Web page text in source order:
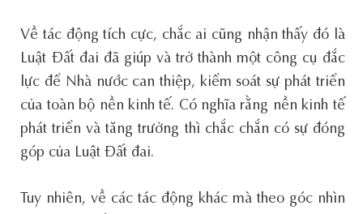
Về tác động tích cực, chắc ai cũng nhận thấy đó là
Luật Đất đai đã giúp và trở thành một công cụ đắc
lực để Nhà nước can thiệp, kiểm soát sự phát triển
của toàn bộ nền kinh tế. Có nghĩa rằng nền kinh tế
phát triển và tăng trưởng thì chắc chắn có sự đóng
góp của Luật Đất đai.
Tuy nhiên, về các tác động khác mà theo góc nhìn